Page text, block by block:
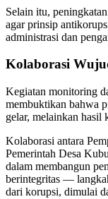
Selain itu,
agar prinsip
administrasi dan
Kolaborasi
Kegiatan monitoring
membuktikan bahwa
gelar, melainkan hasil
Kolaborasi antara
Pemerintah Desa
dalam membangun
berintegritas —
dari korupsi, dimulai